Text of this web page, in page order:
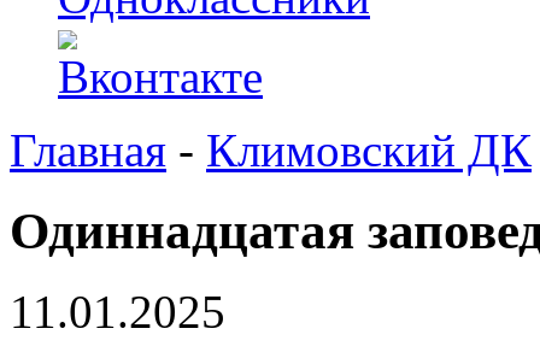
Главная - Климовский ДК
Одиннадцатая
11.01.2025